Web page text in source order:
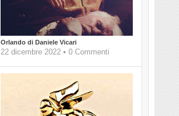
Orlando di Daniele Vicari
22 dicembre 2022 • 0 Commenti